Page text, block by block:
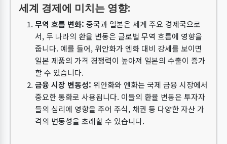
세계 경제에 미치는 영향:
무역 흐름 변화: 중국과 일본은 세계 주요 경제국으로
서, 두 나라의 환율 변동은 글로벌 무역 흐름에 영향을
줍니다. 예를 들어, 위안화가 엔화 대비 강세를 보이면
일본 제품의 가격 경쟁력이 높아져 일본의 수출이 증가
할 수 있습니다.
금융 시장 변동성: 위안화와 엔화는 국제 금융 시장에서
중요한 통화로 사용됩니다. 이들의 환율 변동은 투자자
들의 심리에 영향을 주어 주식, 채권 등 다양한 자산 가
격의 변동성을 초래할 수 있습니다.